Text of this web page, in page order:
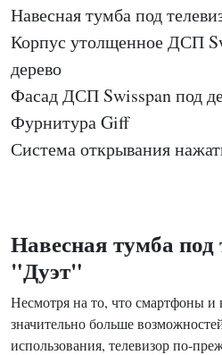
Навесная тумба под
Корпус утолщенное ДСП
дерево
Фасад ДСП Swisspan под
Фурнитура Giff
Система открывания
Навесная тумба под
"Дуэт"
Несмотря на то, что смартфоны и
значительно больше
использования, телевизор по-